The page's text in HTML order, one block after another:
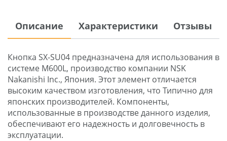
Описание Характеристики Отзывы
Кнопка SX-SU04 предназначена для использования в
системе M600L, производство компании NSK
Nakanishi Inc., Япония. Этот элемент отличается
высоким качеством изготовления, что Типично для
японских производителей. Компоненты,
использованные в производстве данного изделия,
обеспечивают его надежность и долговечность в
эксплуатации.